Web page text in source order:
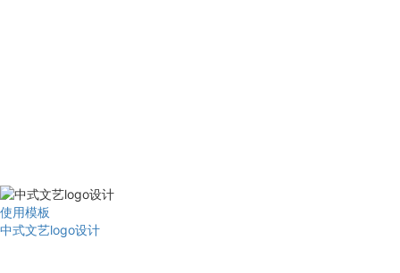
使用模板
中式文艺logo设计